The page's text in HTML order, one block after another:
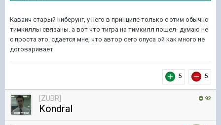
Каваич старый ниберунг, у него в принципе только с этим обычно
тимкиллы связаны. а вот что тигра на тимкилл пошел- думаю не
с проста это. сдается мне, что автор сего опуса ой как много не
договаривает
5 5
92
[ZUBR]
KondraI